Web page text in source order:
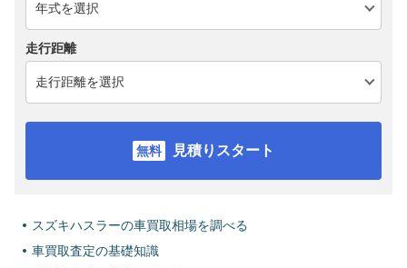
走行距離
見積りスタート
スズキハスラーの車買取相場を調べる
車買取査定の基礎知識